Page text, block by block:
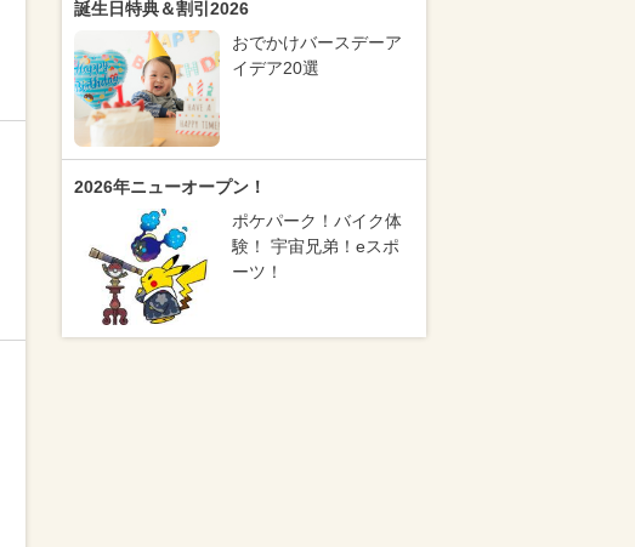
誕生日特典＆割引2026
おでかけバースデーア
イデア20選
2026年ニューオープン！
ポケパーク！バイク体
験！ 宇宙兄弟！eスポ
ーツ！